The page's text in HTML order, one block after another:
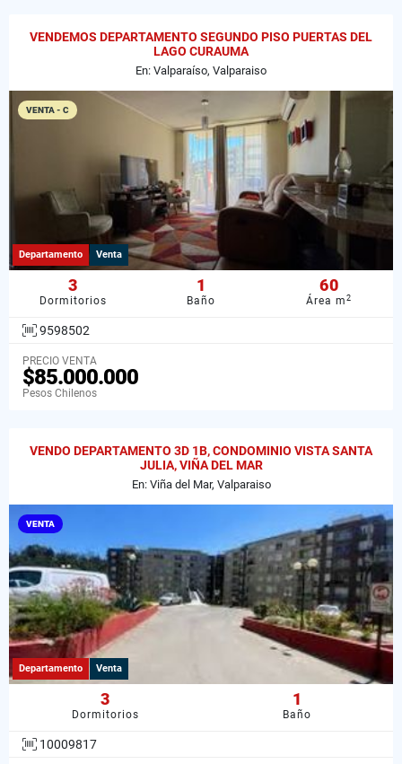
VENDEMOS DEPARTAMENTO SEGUNDO PISO PUERTAS DEL
LAGO CURAUMA
En: Valparaíso, Valparaiso
VENTA - C
Departamento Venta
3
Dormitorios
1
Baño
60
Área m2
9598502
PRECIO VENTA
$85.000.000
Pesos Chilenos
VENDO DEPARTAMENTO 3D 1B, CONDOMINIO VISTA SANTA
JULIA, VIÑA DEL MAR
En: Viña del Mar, Valparaiso
VENTA
Departamento Venta
3
Dormitorios
1
Baño
10009817